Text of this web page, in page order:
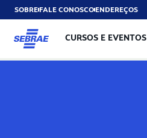
SOBREFALE CONOSCOENDEREÇOS
CURSOS E EVENTOS